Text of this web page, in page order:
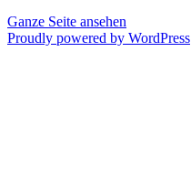
Ganze Seite ansehen
Proudly powered by WordPress